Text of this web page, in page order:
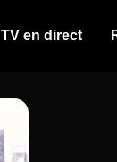
TV en direct